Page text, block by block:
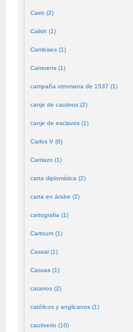
Cairo (2)
Calish (1)
Cambises (1)
Camoens (1)
campaña otromana de 1537 (1)
canje de cautivos (2)
canje de esclavos (1)
Carlos V (6)
Carriazo (1)
carta diplomática (2)
carta en árabe (2)
cartografia (1)
Cartoum (1)
Cassal (1)
Cassas (1)
catarros (2)
católicos y anglicanos (1)
cautiverio (10)